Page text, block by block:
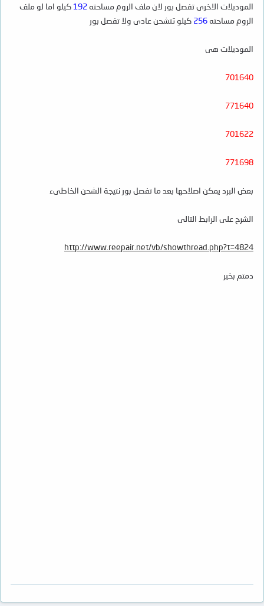
الموديلات الاخرى تفصل بور لان ملف الروم مساحته 192 كيلو اما لو ملف
الروم مساحته 256 كيلو تتشحن عادى ولا تفصل بور
الموديلات هى
701640
771640
701622
771698
بعض البرد يمكن اصلاحها بعد ما تفصل بور نتيجة الشحن الخاطىء
الشرح على الرابط التالى
http://www.reepair.net/vb/showthread.php?t=4824
دمتم بخير